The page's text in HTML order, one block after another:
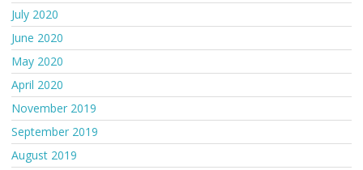
July 2020
June 2020
May 2020
April 2020
November 2019
September 2019
August 2019